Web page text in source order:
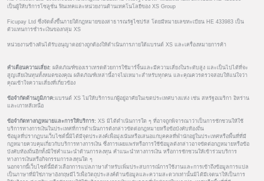
เป็นผู้ให้บริการโซลูชั่น ฟินเทคและหน่วยงานด้านเทคโนโลยีของ XS Group
Ficupay Ltd ซึ่งจัดตั้งขึ้นภายใต้กฎหมายของสาธารณรัฐไซปรัส โดยมีหมายเลขทะเบียน HE 433983 เป็น
ตัวแทนการชำระเงินของกลุ่ม XS
หน่วยงานข้างต้นได้รับอนุญาตอย่างถูกต้องให้ดำเนินการภายใต้แบรนด์ XS และเครื่องหมายการค้า
คำเตือนความเสี่ยง: ผลิตภัณฑ์ของเราเทรดด้วยการใช้มาร์จิ้นและมีความเสี่ยงในระดับสูง และเป็นไปได้ที่จะ
สูญเสียเงินทุนทั้งหมดของคุณ ผลิตภัณฑ์เหล่านี้อาจไม่เหมาะสำหรับทุกคน และคุณควรตรวจสอบให้แน่ใจว่า
คุณเข้าใจความเสี่ยงที่เกี่ยวข้อง
ข้อจำกัดด้านภูมิภาค: แบรนด์ XS ไม่ให้บริการแก่ผู้อยู่อาศัยในเขตประเทศบางแห่ง เช่น สหรัฐอเมริกา อิหร่าน
และเกาหลีเหนือ
ข้อจำกัดทางกฎหมายและการให้บริการ: XS มิได้ดำเนินการใด ๆ ที่อาจถูกพิจารณาว่าเป็นการชักชวนให้ใช้
บริการทางการเงินในประเทศที่การดำเนินการดังกล่าวขัดต่อกฎหมายหรือข้อบังคับท้องถิ่น
ข้อมูลที่ปรากฏบนเว็บไซต์นี้มิได้มีจุดประสงค์เพื่อมุ่งเน้นหรือเสนอแก่บุคคลที่พำนักอยู่ในประเทศหรือพื้นที่ที่มี
กฎหมายควบคุมเกี่ยวกับบริการทางการเงิน ซึ่งการเผยแพร่หรือการใช้ข้อมูลดังกล่าวอาจขัดต่อกฎหมายหรือข้อ
บังคับท้องถิ่นอีกทั้งมิใช่คำแนะนำด้านการลงทุน คำแนะนำทางการเงิน หรือการชักชวนให้เข้าร่วมบริการ
ทางการเงินหรือกิจกรรมการลงทุนใด ๆ
นอกจากนี้เว็บไซต์นี้มีตัวเลือกการแปลภาษาสำหรับเพิ่มประสบการณ์การใช้งานและการเข้าถึงข้อมูลการแปล
เป็นภาษาที่มิใช่ภาษาอังกฤษมีไว้เพื่อวัตถุประสงค์ด้านข้อมูลและความสะดวกเท่านั้นมิได้มีเจตนาให้เป็นการ